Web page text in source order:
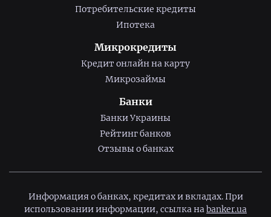
Потребительские кредиты
Ипотека
Микрокредиты
Кредит онлайн на карту
Микрозаймы
Банки
Банки Украины
Рейтинг банков
Отзывы о банках
Информация о банках, кредитах и вкладах. При
использовании информации, ссылка наbanker.ua